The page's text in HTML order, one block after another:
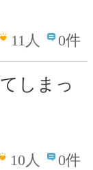
11人 0件
しまっ
10人 0件